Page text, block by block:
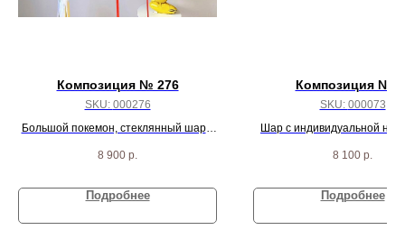
Композиция № 276
SKU: 000276
Большой покемон, стеклянный шар с
шарикрв
8 900 р.
Подробнее
Композиция №
SKU: 000073
Шар с индивидуальной
зеленых шаров
8 100 р.
Подробнее